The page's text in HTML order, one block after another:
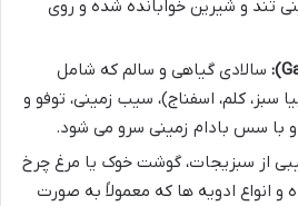
تند و شیرین خوابانده شده و روی
سالادی گیاهی و سالم که شامل
سبز، کلم، اسفناج)، سیب زمینی، توفو و
با سس بادام زمینی سرو می شود.
از سبزیجات، گوشت خوک یا مرغ چرخ
و انواع ادویه ها که معمولاً به صورت